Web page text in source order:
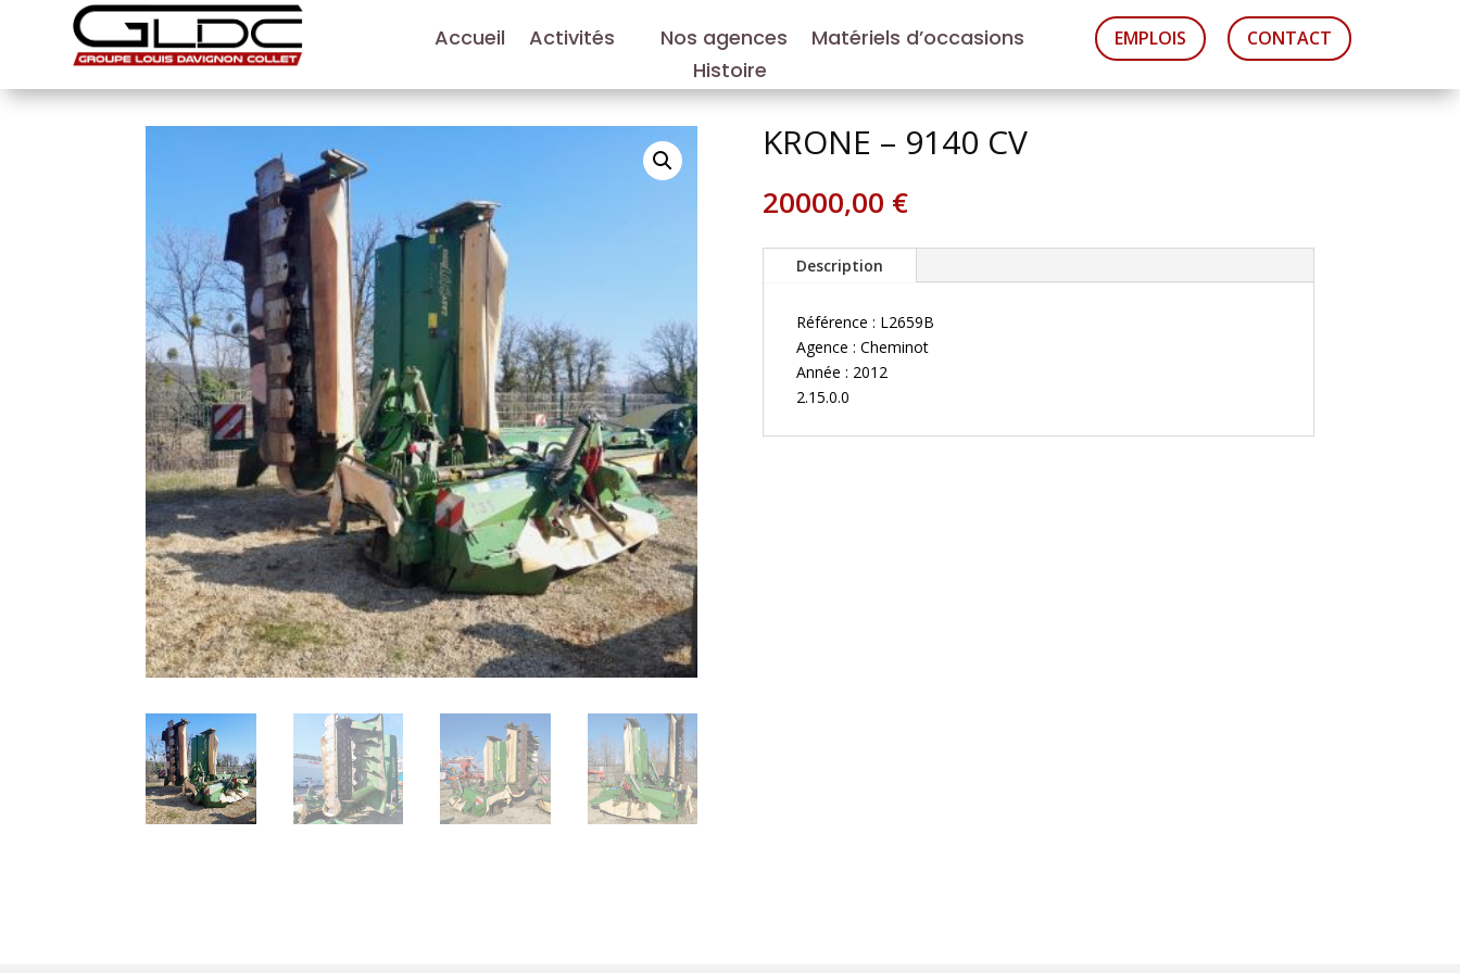
Accueil Activités Nos agences
Matériels d’occasions
Histoire
EMPLOIS CONTACT
KRONE – 9140 CV
20000,00 €
Description
Référence : L2659B
Agence : Cheminot
Année : 2012
2.15.0.0